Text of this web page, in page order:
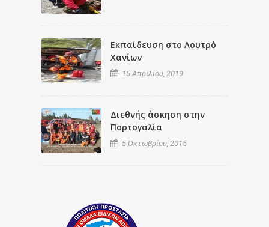
Εκπαίδευση στο Λουτρό
Χανίων
15 Απριλίου, 2019
Διεθνής άσκηση στην
Πορτογαλία
5 Οκτωβρίου, 2015